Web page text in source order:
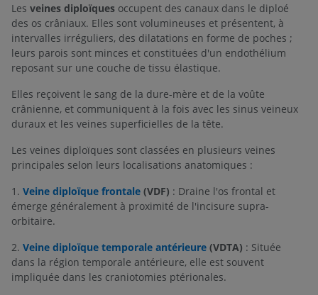
Les veines diploïques occupent des canaux dans le diploé
des os crâniaux. Elles sont volumineuses et présentent, à
intervalles irréguliers, des dilatations en forme de poches ;
leurs parois sont minces et constituées d'un endothélium
reposant sur une couche de tissu élastique.
Elles reçoivent le sang de la dure-mère et de la voûte
crânienne, et communiquent à la fois avec les sinus veineux
duraux et les veines superficielles de la tête.
Les veines diploïques sont classées en plusieurs veines
principales selon leurs localisations anatomiques :
1. Veine diploïque frontale (VDF) : Draine l'os frontal et
émerge généralement à proximité de l'incisure supra-
orbitaire.
2. Veine diploïque temporale antérieure (VDTA) : Située
dans la région temporale antérieure, elle est souvent
impliquée dans les craniotomies ptérionales.